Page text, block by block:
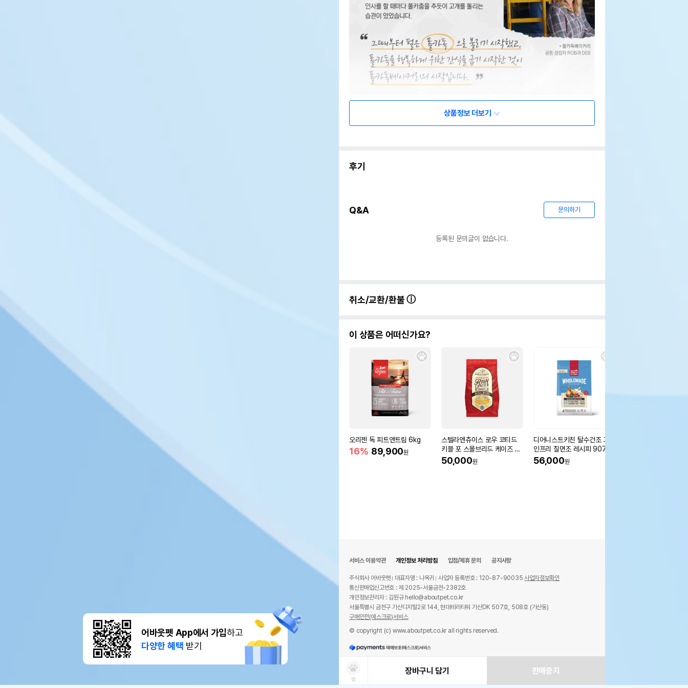
어바웃펫 App에서 가입하고
다양한 혜택 받기
상품정보 더보기
후기
Q&A 문의하기
등록된 문의글이 없습니다.
취소/교환/환불
이 상품은 어떠신가요?
오리젠 독 피트앤트림 6kg
16% 89,900원
스텔라앤츄이스 로우 코티드
키블 포 스몰브리드 케이즈 프
리 치킨 1.6kg
50,000원
디어니스트키친 탈수건조 그레
인프리 칠면조 레시피 907g
56,000원
찜
장바구니 담기 판매중지
서비스 이용약관 개인정보 처리방침 입점/제휴 문의 공지사항
주식회사 어바웃펫 대표자명 : 나옥귀 사업자 등록번호 : 120-87-90035사업자정보확인
통신판매업신고번호 : 제 2025-서울금천-2382호
개인정보관리자 : 김원규 hello@aboutpet.co.kr
서울특별시 금천구 가산디지털2로 144, 현대테라타워 가산DK 507호, 508호 (가산동)
구매안전(에스크로)서비스
© copyright (c) www.aboutpet.co.kr all rights reserved.